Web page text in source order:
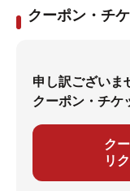
クーポン・チ
申し訳ございま
クーポン・チケ
ク
リ